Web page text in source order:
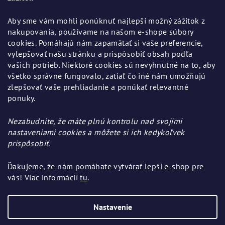
Aby sme vám mohli ponúknuť najlepší možný zážitok z
nakupovania, používame na našom e-shope súbory
cookies. Pomáhajú nám zapamätať si vaše preferencie,
vylepšovať našu stránku a prispôsobiť obsah podľa
vašich potrieb. Niektoré cookies sú nevyhnutné na to, aby
všetko správne fungovalo, zatiaľ čo iné nám umožňujú
zlepšovať vaše prehliadanie a ponúkať relevantné
ponuky.
Nezabudnite, že máte plnú kontrolu nad svojimi
nastaveniami cookies a môžete si ich kedykoľvek
prispôsobiť.
Ďakujeme, že nám pomáhate vytvárať lepší e-shop pre
vás! Viac informáciítu.
Nastavenie
Informácie pre vás
Všeobecné obchodné podmienky
Ochrana osobných údajov
Výmena, vrátenie a reklamácia tovaru
Pinterest